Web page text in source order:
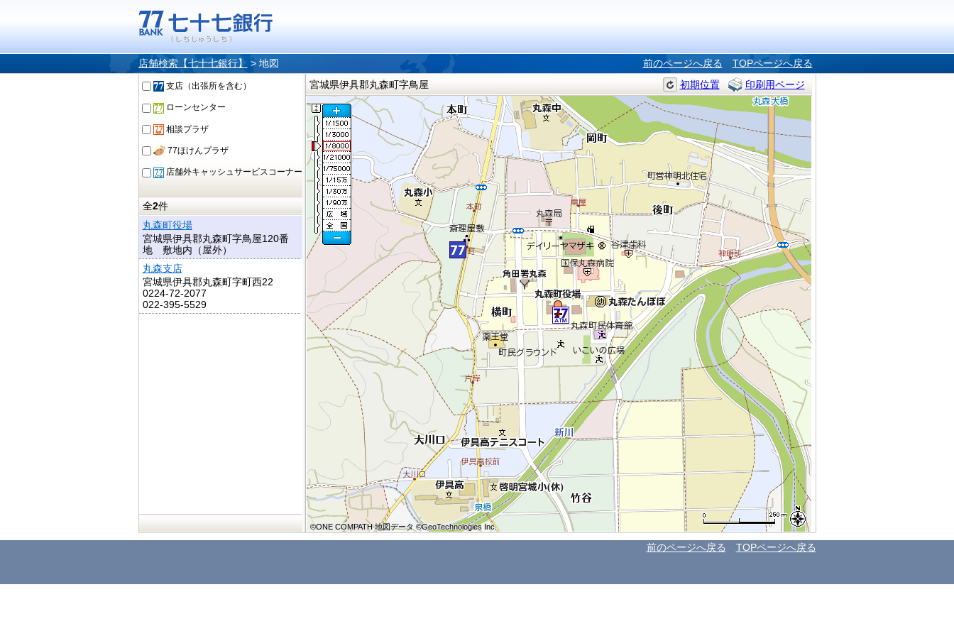
店舗検索【七十七銀行】 > 地図 前のページへ戻る TOPページへ戻る
支店（出張所を含む）
ローンセンター
相談プラザ
77ほけんプラザ
店舗外キャッシュサービスコーナー
全2件
丸森町役場
宮城県伊具郡丸森町字鳥屋120番
地 敷地内（屋外）
丸森支店
宮城県伊具郡丸森町字町西22
0224-72-2077
022-395-5529
宮城県伊具郡丸森町字鳥屋 初期位置 印刷用ページ
©ONE COMPATH 地図データ ©GeoTechnologies Inc.
©ONE COMPATH 地図データ ©GeoTechnologies Inc.
©ONE COMPATH 地図データ ©GeoTechnologies Inc.
©ONE COMPATH 地図データ ©GeoTechnologies Inc.
©ONE COMPATH 地図データ ©GeoTechnologies Inc.
©ONE COMPATH 地図データ ©GeoTechnologies Inc.
©ONE COMPATH 地図データ ©GeoTechnologies Inc.
©ONE COMPATH 地図データ ©GeoTechnologies Inc.
©ONE COMPATH 地図データ ©GeoTechnologies Inc.
前のページへ戻る TOPページへ戻る